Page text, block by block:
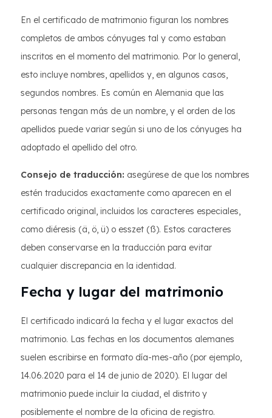
En el certificado de matrimonio figuran los nombres
completos de ambos cónyuges tal y como estaban
inscritos en el momento del matrimonio. Por lo general,
esto incluye nombres, apellidos y, en algunos casos,
segundos nombres. Es común en Alemania que las
personas tengan más de un nombre, y el orden de los
apellidos puede variar según si uno de los cónyuges ha
adoptado el apellido del otro.
Consejo de traducción: asegúrese de que los nombres
estén traducidos exactamente como aparecen en el
certificado original, incluidos los caracteres especiales,
como diéresis (ä, ö, ü) o esszet (ß). Estos caracteres
deben conservarse en la traducción para evitar
cualquier discrepancia en la identidad.
Fecha y lugar del matrimonio
El certificado indicará la fecha y el lugar exactos del
matrimonio. Las fechas en los documentos alemanes
suelen escribirse en formato día-mes-año (por ejemplo,
14.06.2020 para el 14 de junio de 2020). El lugar del
matrimonio puede incluir la ciudad, el distrito y
posiblemente el nombre de la oficina de registro.